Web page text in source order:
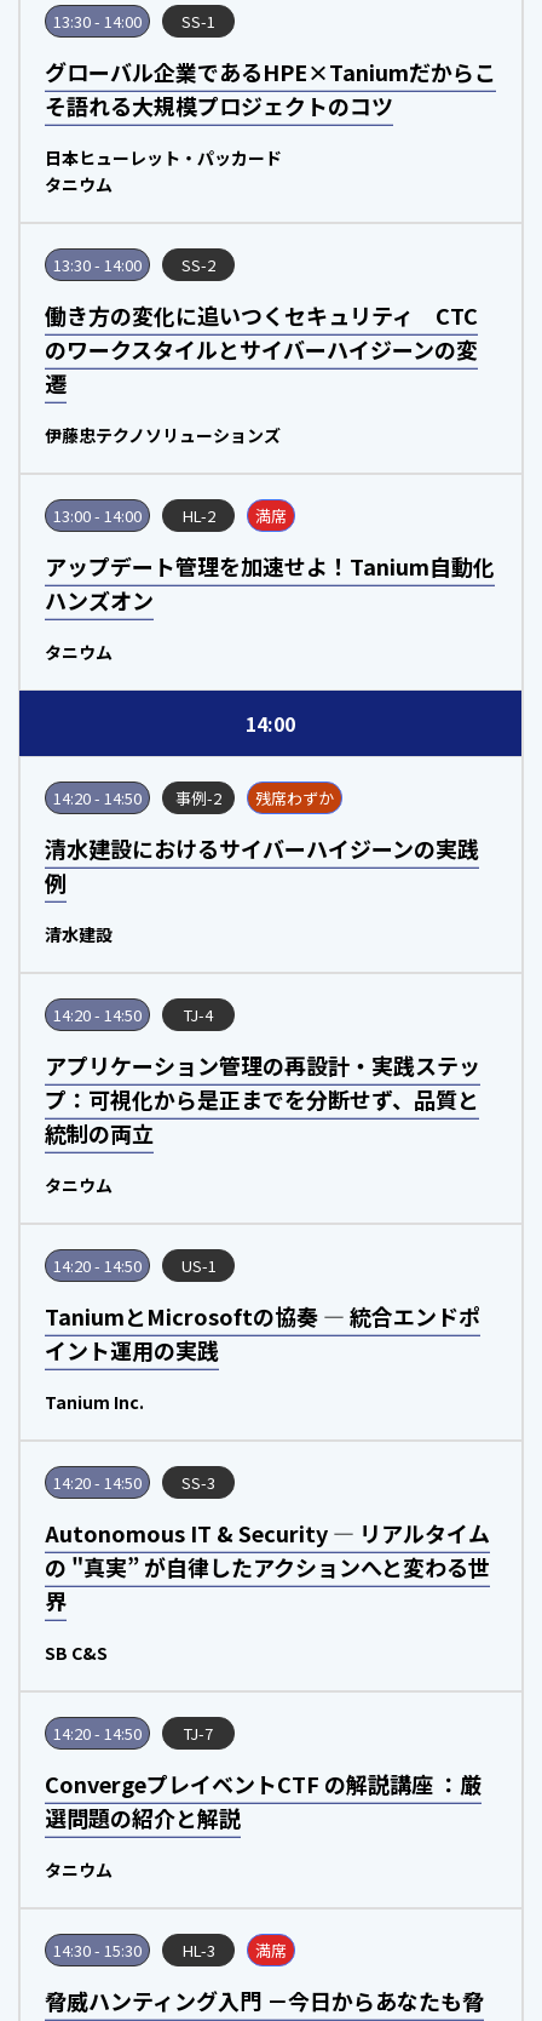
13:30 - 14:00 SS-1
グローバル企業であるHPE×Taniumだからこ
そ語れる大規模プロジェクトのコツ
日本ヒューレット・パッカード
タニウム
13:30 - 14:00 SS-2
働き方の変化に追いつくセキュリティ CTC
のワークスタイルとサイバーハイジーンの変
遷
伊藤忠テクノソリューションズ
13:00 - 14:00 HL-2 満席
アップデート管理を加速せよ！Tanium自動化
ハンズオン
タニウム
14:00
14:20 - 14:50 事例-2 残席わずか
清水建設におけるサイバーハイジーンの実践
例
清水建設
14:20 - 14:50 TJ-4
アプリケーション管理の再設計・実践ステッ
プ：可視化から是正までを分断せず、品質と
統制の両立
タニウム
14:20 - 14:50 US-1
TaniumとMicrosoftの協奏 ― 統合エンドポ
イント運用の実践
Tanium Inc.
14:20 - 14:50 SS-3
Autonomous IT & Security ― リアルタイム
の "真実” が自律したアクションへと変わる世
界
SB C&S
14:20 - 14:50 TJ-7
ConvergeプレイベントCTF の解説講座 ：厳
選問題の紹介と解説
タニウム
14:30 - 15:30 HL-3 満席
脅威ハンティング入門 －今日からあなたも脅